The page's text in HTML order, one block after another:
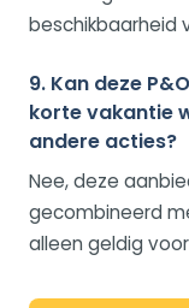
beschikbaarheid
9. Kan deze
korte vakantie
andere acties?
Nee, deze
gecombineerd
alleen geldig